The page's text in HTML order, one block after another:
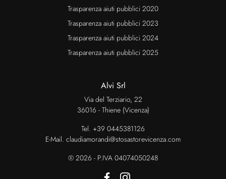
Trasparenza aiuti pubblici 2020
Trasparenza aiuti pubblici 2023
Trasparenza aiuti pubblici 2024
Trasparenza aiuti pubblici 2025
Alvi Srl
Via del Terziario, 22
36016 - Thiene (Vicenza)
Tel. +39 0445381126
E-Mail. claudiamorandi@stosastorevicenza.com
® 2026 - P.IVA 04074050248